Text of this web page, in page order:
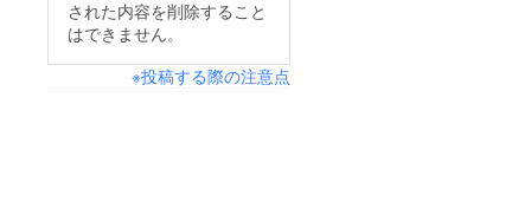
ファセットカットで、
度となります。これか
された内容を削除すること
はできません。
※投稿する際の注意点